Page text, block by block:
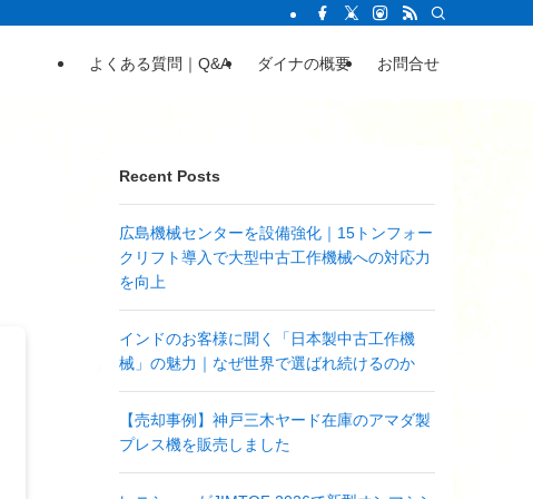
よくある質問｜Q&A ダイナの概要 お問合せ
Recent Posts
広島機械センターを設備強化｜15トンフォー
クリフト導入で大型中古工作機械への対応力
を向上
インドのお客様に聞く「日本製中古工作機
械」の魅力｜なぜ世界で選ばれ続けるのか
【売却事例】神戸三木ヤード在庫のアマダ製
プレス機を販売しました